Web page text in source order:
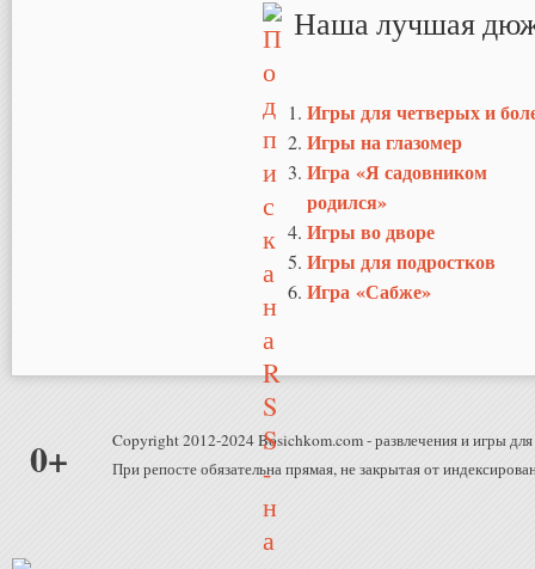
Наша лучшая
Игры для четверых и
Игры на глазомер
Игра «Я садовником
родился»
Игры во дворе
Игры для подростков
Игра «Сабже»
0+
Copyright 2012-2024 Bosichkom.com - развлечения и игры для
При репосте обязательна прямая, не закрытая от